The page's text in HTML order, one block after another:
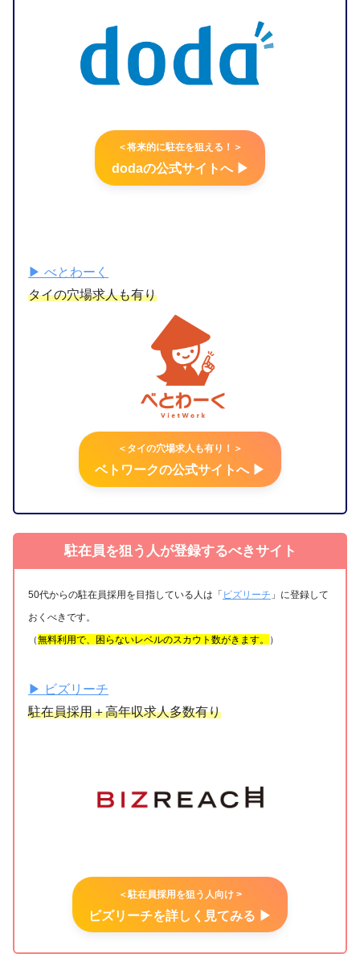
＜将来的に駐在を狙える！＞
dodaの公式サイトへ ▶︎
▶︎ べとわーく
タイの穴場求人も有り
＜タイの穴場求人も有り！＞
ベトワークの公式サイトへ ▶︎
駐在員を狙う人が登録するべきサイト
50代からの駐在員採用を目指している人は「 ビズリーチ 」に登録して
おくべきです。
（無料利用で、困らないレベルのスカウト数がきます。 ）
▶︎ ビズリーチ
駐在員採用＋高年収求人多数有り
＜駐在員採用を狙う人向け >
ビズリーチを詳しく見てみる ▶︎